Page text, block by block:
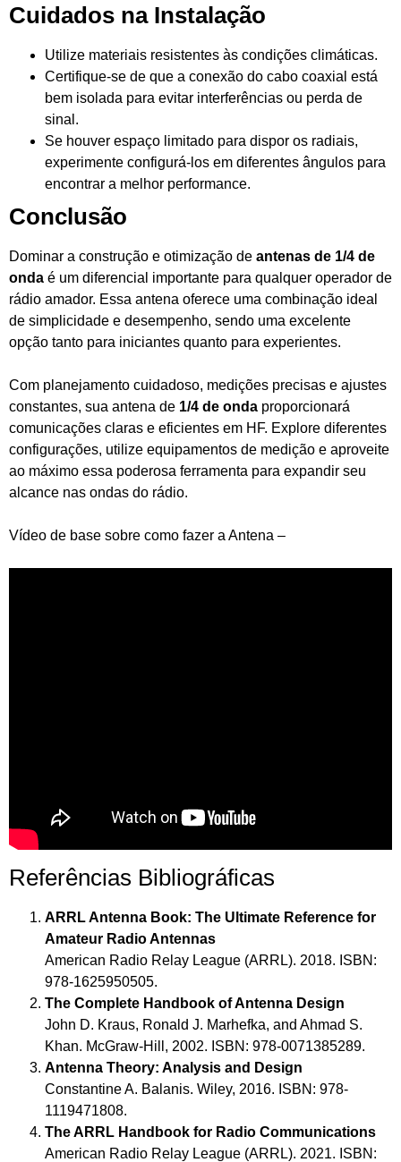
Cuidados na Instalação
Utilize materiais resistentes às condições climáticas.
Certifique-se de que a conexão do cabo coaxial está
bem isolada para evitar interferências ou perda de
sinal.
Se houver espaço limitado para dispor os radiais,
experimente configurá-los em diferentes ângulos para
encontrar a melhor performance.
Conclusão
Dominar a construção e otimização de antenas de 1/4 de
onda é um diferencial importante para qualquer operador de
rádio amador. Essa antena oferece uma combinação ideal
de simplicidade e desempenho, sendo uma excelente
opção tanto para iniciantes quanto para experientes.
Com planejamento cuidadoso, medições precisas e ajustes
constantes, sua antena de 1/4 de onda proporcionará
comunicações claras e eficientes em HF. Explore diferentes
configurações, utilize equipamentos de medição e aproveite
ao máximo essa poderosa ferramenta para expandir seu
alcance nas ondas do rádio.
Vídeo de base sobre como fazer a Antena –
Referências Bibliográficas
ARRL Antenna Book: The Ultimate Reference for
Amateur Radio Antennas
American Radio Relay League (ARRL). 2018. ISBN:
978-1625950505.
The Complete Handbook of Antenna Design
John D. Kraus, Ronald J. Marhefka, and Ahmad S.
Khan. McGraw-Hill, 2002. ISBN: 978-0071385289.
Antenna Theory: Analysis and Design
Constantine A. Balanis. Wiley, 2016. ISBN: 978-
1119471808.
The ARRL Handbook for Radio Communications
American Radio Relay League (ARRL). 2021. ISBN: